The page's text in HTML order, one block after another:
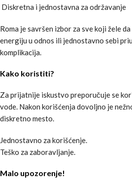
Diskretna i jednostavna za održavanje
Roma je savršen izbor za sve koji žele
energiju u odnos ili jednostavno sebi
komplikacija.
Kako koristiti?
Za prijatnije iskustvo preporučuje se
vode. Nakon korišćenja dovoljno je
diskretno mesto.
Jednostavno za korišćenje.
Teško za zaboravljanje.
Malo upozorenje!